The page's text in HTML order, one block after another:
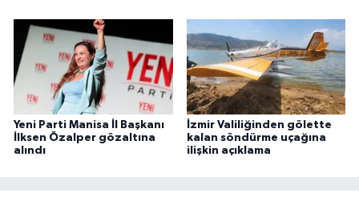
Yeni Parti Manisa İl Başkanı
İlksen Özalper gözaltına
alındı
İzmir Valiliğinden gölette
kalan söndürme uçağına
ilişkin açıklama